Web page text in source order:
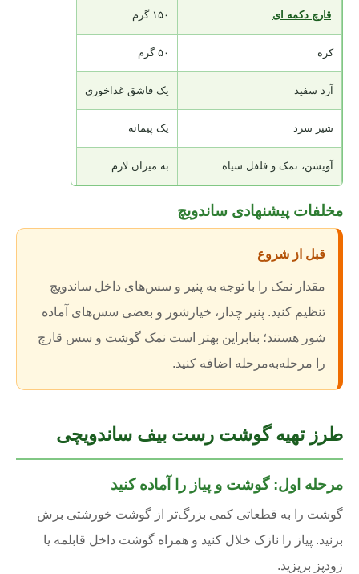
قارچ دکمه‌ ای ۱۵۰ گرم
کره ۵۰ گرم
آرد سفید یک قاشق غذاخوری
شیر سرد یک پیمانه
آویشن، نمک و فلفل سیاه به میزان لازم
مخلفات پیشنهادی ساندویچ
قبل از شروع
مقدار نمک را با توجه به پنیر و سس‌های داخل ساندویچ
تنظیم کنید. پنیر چدار، خیارشور و بعضی سس‌های آماده
شور هستند؛ بنابراین بهتر است نمک گوشت و سس قارچ
را مرحله‌به‌مرحله اضافه کنید.
طرز تهیه گوشت رست بیف ساندویچی
مرحله اول: گوشت و پیاز را آماده کنید
گوشت را به قطعاتی کمی بزرگ‌تر از گوشت خورشتی برش
بزنید. پیاز را نازک خلال کنید و همراه گوشت داخل قابلمه یا
زودپز بریزید.